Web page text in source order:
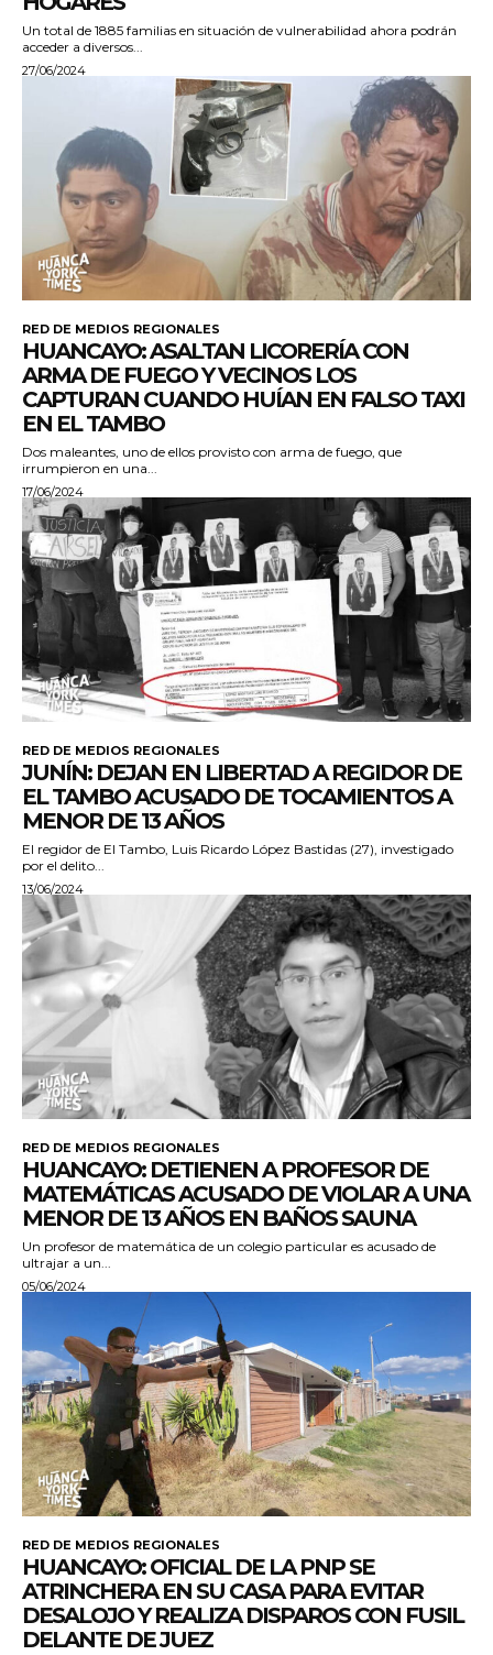
Un total de 1885 familias en situación de vulnerabilidad ahora podrán
acceder a diversos...
27/06/2024
RED DE MEDIOS REGIONALES
HUANCAYO: ASALTAN LICORERÍA CON
ARMA DE FUEGO Y VECINOS LOS
CAPTURAN CUANDO HUÍAN EN FALSO TAXI
EN EL TAMBO
Dos maleantes, uno de ellos provisto con arma de fuego, que
irrumpieron en una...
17/06/2024
RED DE MEDIOS REGIONALES
JUNÍN: DEJAN EN LIBERTAD A REGIDOR DE
EL TAMBO ACUSADO DE TOCAMIENTOS A
MENOR DE 13 AÑOS
El regidor de El Tambo, Luis Ricardo López Bastidas (27), investigado
por el delito...
13/06/2024
RED DE MEDIOS REGIONALES
HUANCAYO: DETIENEN A PROFESOR DE
MATEMÁTICAS ACUSADO DE VIOLAR A UNA
MENOR DE 13 AÑOS EN BAÑOS SAUNA
Un profesor de matemática de un colegio particular es acusado de
ultrajar a un...
05/06/2024
RED DE MEDIOS REGIONALES
HUANCAYO: OFICIAL DE LA PNP SE
ATRINCHERA EN SU CASA PARA EVITAR
DESALOJO Y REALIZA DISPAROS CON FUSIL
DELANTE DE JUEZ